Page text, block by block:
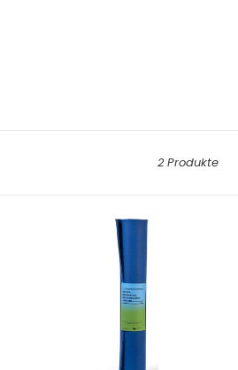
2 Produkte